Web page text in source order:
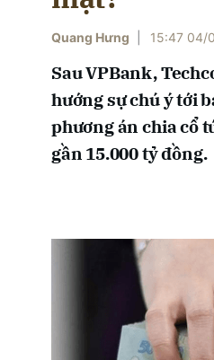
Quang Hưng 15:47 04/
Sau VPBank,
hướng sự chú ý tới
phương án chia cổ
gần 15.000 tỷ đồng.